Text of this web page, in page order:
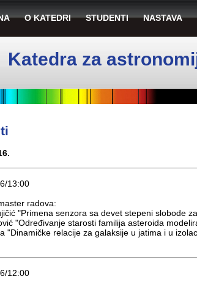
O KATEDRI STUDENTI NASTAVA
Katedra za
13:00
radova:
"Primena senzora sa devet stepeni slobode
"Određivanje starosti familija asteroida
"Dinamičke relacije za galaksije u jatima i u
12:00